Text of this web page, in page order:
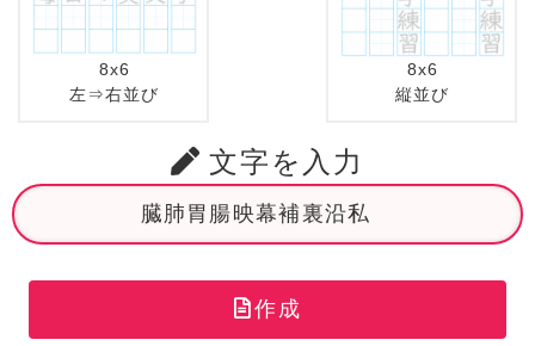
8x6
左⇒右並び
8x6
縦並び
文字を入力
作成